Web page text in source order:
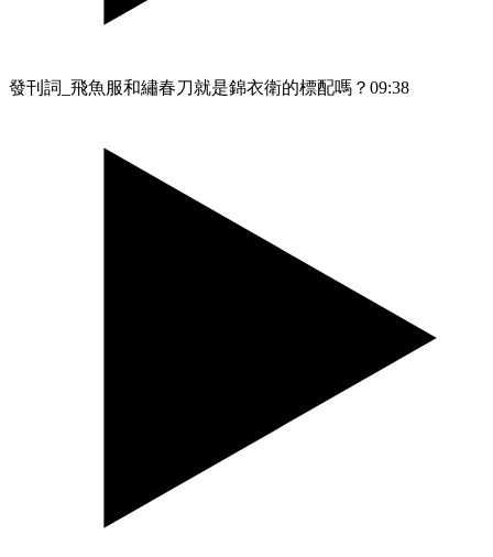
發刊詞_飛魚服和繡春刀就是錦衣衛的標配嗎？ 09:38